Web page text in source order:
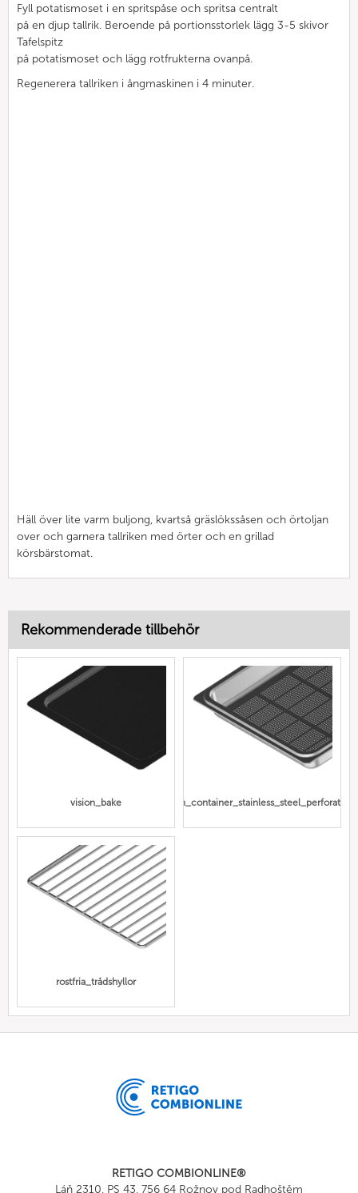
Fyll potatismoset i en spritspåse och spritsa centralt
på en djup tallrik. Beroende på portionsstorlek lägg 3-5 skivor
Tafelspitz
på potatismoset och lägg rotfrukterna ovanpå.
Regenerera tallriken i ångmaskinen i 4 minuter.
Häll över lite varm buljong, kvartså gräslökssåsen och örtoljan
over och garnera tallriken med örter och en grillad
körsbärstomat.
Rekommenderade tillbehör
vision_bake Gn_container_stainless_steel_perforated
rostfria_trådshyllor
RETIGO COMBIONLINE®
Láň 2310, PS 43, 756 64 Rožnov pod Radhoštěm